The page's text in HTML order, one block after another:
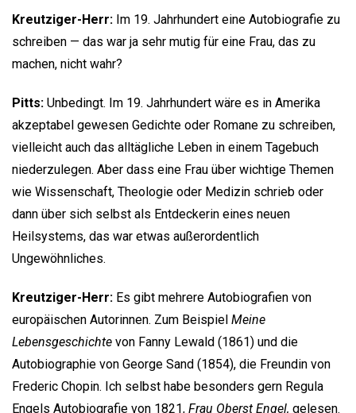
Kreutziger-Herr: Im 19. Jahrhundert eine Autobiografie zu
schreiben — das war ja sehr mutig für eine Frau, das zu
machen, nicht wahr?
Pitts: Unbedingt. Im 19. Jahrhundert wäre es in Amerika
akzeptabel gewesen Gedichte oder Romane zu schreiben,
vielleicht auch das alltägliche Leben in einem Tagebuch
niederzulegen. Aber dass eine Frau über wichtige Themen
wie Wissenschaft, Theologie oder Medizin schrieb oder
dann über sich selbst als Entdeckerin eines neuen
Heilsystems, das war etwas außerordentlich
Ungewöhnliches.
Kreutziger-Herr: Es gibt mehrere Autobiografien von
europäischen Autorinnen. Zum Beispiel Meine
Lebensgeschichte von Fanny Lewald (1861) und die
Autobiographie von George Sand (1854), die Freundin von
Frederic Chopin. Ich selbst habe besonders gern Regula
Engels Autobiografie von 1821, Frau Oberst Engel, gelesen.